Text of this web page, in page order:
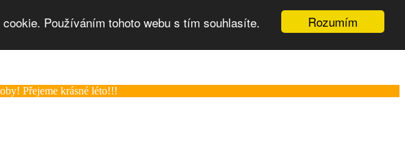
Rozumím
Používáním tohoto webu s tím souhlasíte.
Přejeme krásné léto!!!